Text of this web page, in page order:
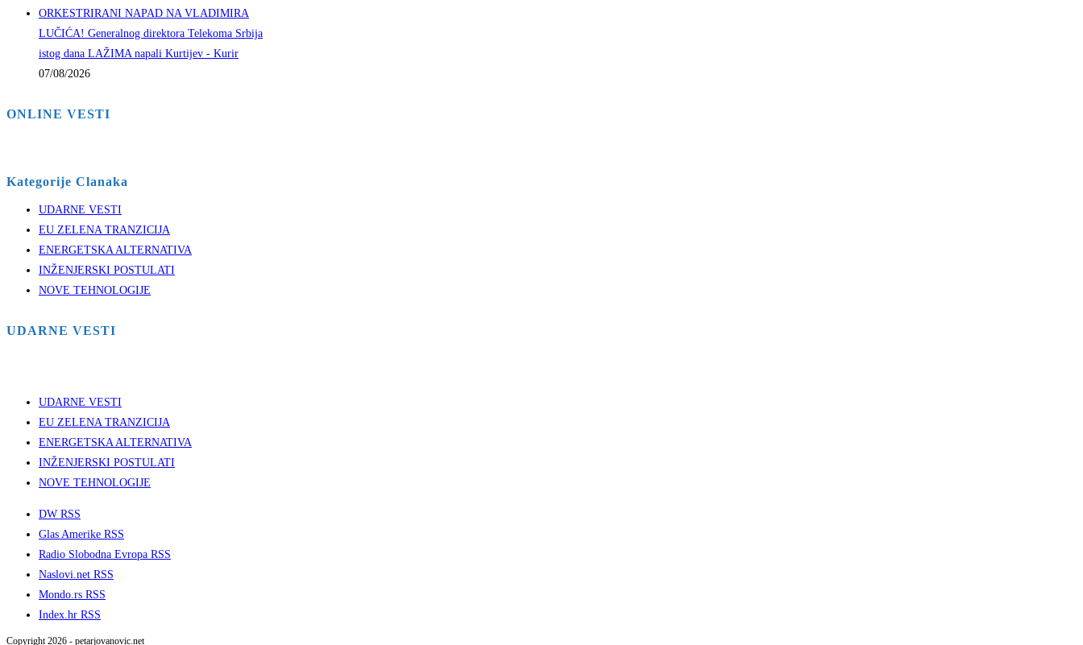
ORKESTRIRANI NAPAD NA VLADIMIRA
LUČIĆA! Generalnog direktora Telekoma Srbija
istog dana LAŽIMA napali Kurtijev - Kurir
07/08/2026
ONLINE VESTI
Kategorije Clanaka
UDARNE VESTI
EU ZELENA TRANZICIJA
ENERGETSKA ALTERNATIVA
INŽENJERSKI POSTULATI
NOVE TEHNOLOGIJE
UDARNE VESTI
UDARNE VESTI
EU ZELENA TRANZICIJA
ENERGETSKA ALTERNATIVA
INŽENJERSKI POSTULATI
NOVE TEHNOLOGIJE
DW RSS
Glas Amerike RSS
Radio Slobodna Evropa RSS
Naslovi.net RSS
Mondo.rs RSS
Index.hr RSS
Copyright 2026 - petarjovanovic.net